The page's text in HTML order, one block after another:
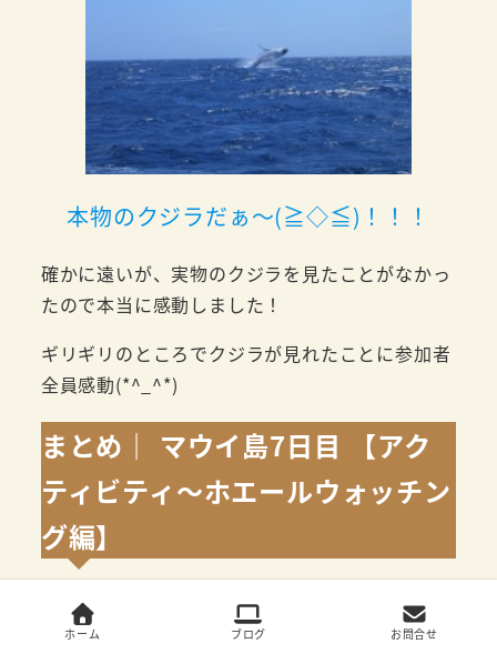
本物のクジラだぁ～(≧◇≦)！！！
確かに遠いが、実物のクジラを見たことがなかっ
たので本当に感動しました！
ギリギリのところでクジラが見れたことに参加者
全員感動(*^_^*)
まとめ｜ マウイ島7日目 【アク
ティビティ～ホエールウォッチン
グ編】
ホーム ブログ お問合せ